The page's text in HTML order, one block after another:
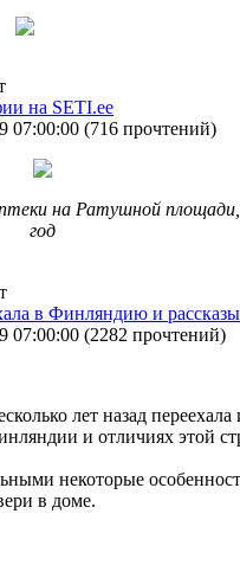
на SETI.ee
07:00:00 (716 прочтений)
на Ратушной
год
в Финляндию и
07:00:00 (2282 прочтений)
лет назад
и отличиях этой
некоторые
в доме.